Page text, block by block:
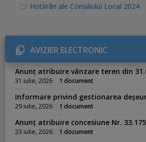
C
r
i
e
s
Hotărâri ale Consiliului Local 2024
AVIZIER ELECTRONIC
Anunț atribuire vânzare teren din
31 iulie, 2026 1 document
Informare privind gestionarea
29 iulie, 2026 1 document
Anunț atribuire concesiune Nr.
23 iulie, 2026 1 document